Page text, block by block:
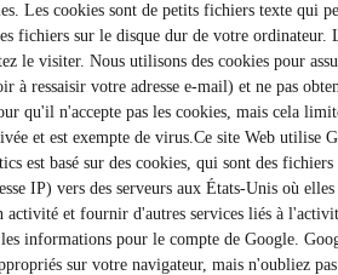
Les cookies sont de petits fichiers texte qui
fichiers sur le disque dur de votre
le visiter. Nous utilisons des cookies pour
à ressaisir votre adresse e-mail) et ne pas
qu'il n'accepte pas les cookies, mais cela
et est exempte de virus.Ce site Web utilise
est basé sur des cookies, qui sont des
IP) vers des serveurs aux États-Unis où
activité et fournir d'autres services liés à
informations pour le compte de Google.
sur votre navigateur, mais n'oubliez